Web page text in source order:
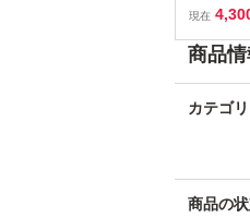
初版 集英
ratori 写真
ーヌ
順仁
auchi 保管
現在
商品情
カテゴリ
商品の